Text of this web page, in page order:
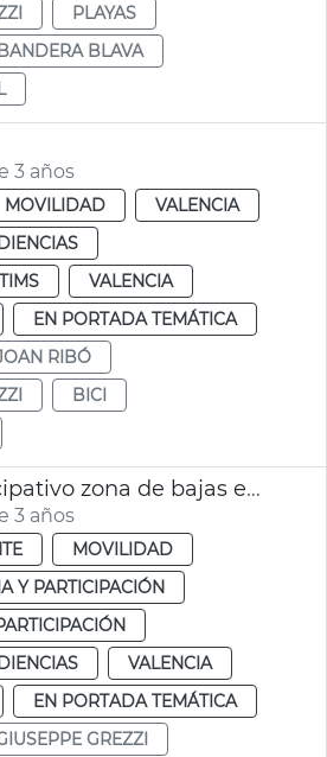
PLAYAS
BLAVA
3 años
MOVILIDAD
VALENCIA
VALENCIA
EN PORTADA TEMÁTICA
RIBÓ
BICI
Proceso participativo zona de bajas emisiones
3 años
MOVILIDAD
Y PARTICIPACIÓN
VALENCIA
EN PORTADA TEMÁTICA
GREZZI